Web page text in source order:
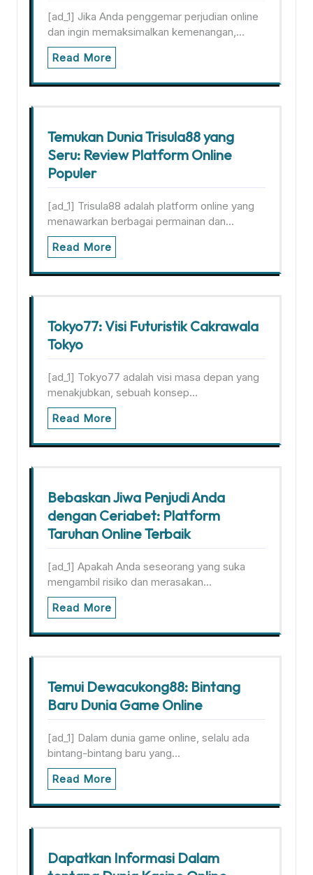
[ad_1] Jika Anda penggemar perjudian online
dan ingin memaksimalkan kemenangan,…
Read More
Temukan Dunia Trisula88 yang
Seru: Review Platform Online
Populer
[ad_1] Trisula88 adalah platform online yang
menawarkan berbagai permainan dan…
Read More
Tokyo77: Visi Futuristik Cakrawala
Tokyo
[ad_1] Tokyo77 adalah visi masa depan yang
menakjubkan, sebuah konsep…
Read More
Bebaskan Jiwa Penjudi Anda
dengan Ceriabet: Platform
Taruhan Online Terbaik
[ad_1] Apakah Anda seseorang yang suka
mengambil risiko dan merasakan…
Read More
Temui Dewacukong88: Bintang
Baru Dunia Game Online
[ad_1] Dalam dunia game online, selalu ada
bintang-bintang baru yang…
Read More
Dapatkan Informasi Dalam